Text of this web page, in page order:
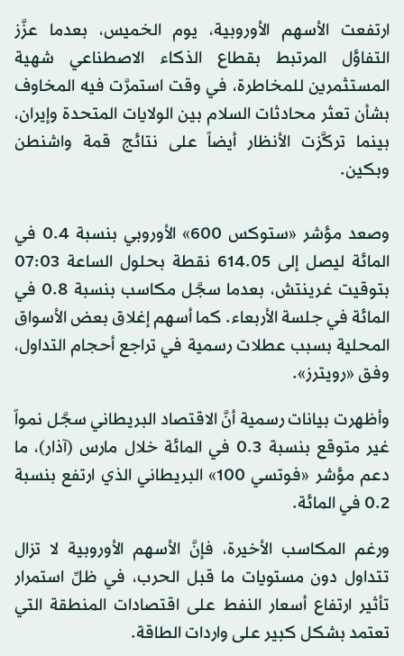
ارتفعت الأسهم الأوروبية، يوم الخميس، بعدما عزَّز
التفاؤل المرتبط بقطاع الذكاء الاصطناعي شهية
المستثمرين للمخاطرة، في وقت استمرَّت فيه المخاوف
بشأن تعثر محادثات السلام بين الولايات المتحدة وإيران،
بينما تركَّزت الأنظار أيضاً على نتائج قمة واشنطن
وبكين.
وصعد مؤشر «ستوكس 600» الأوروبي بنسبة 0.4 في
المائة ليصل إلى 614.05 نقطة بحلول الساعة 07:03
بتوقيت غرينتش، بعدما سجَّل مكاسب بنسبة 0.8 في
المائة في جلسة الأربعاء. كما أسهم إغلاق بعض الأسواق
المحلية بسبب عطلات رسمية في تراجع أحجام التداول،
وفق «رويترز».
وأظهرت بيانات رسمية أنَّ الاقتصاد البريطاني سجَّل نمواً
غير متوقع بنسبة 0.3 في المائة خلال مارس (آذار)، ما
دعم مؤشر «فوتسي 100» البريطاني الذي ارتفع بنسبة
0.2 في المائة.
ورغم المكاسب الأخيرة، فإنَّ الأسهم الأوروبية لا تزال
تتداول دون مستويات ما قبل الحرب، في ظلِّ استمرار
تأثير ارتفاع أسعار النفط على اقتصادات المنطقة التي
تعتمد بشكل كبير على واردات الطاقة.